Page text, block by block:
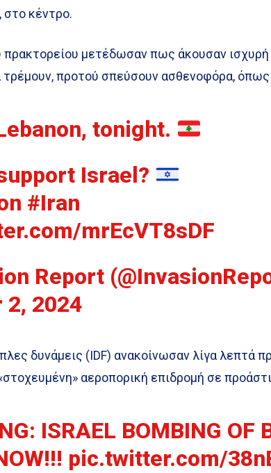
κέντρο.
πρακτορείου μετέδωσαν πως άκουσαν ισχυρή
τρέμουν, προτού σπεύσουν ασθενοφόρα,
tonight.
Israel?
#Iran
mrEcVT8sDF
Report
2, 2024
δυνάμεις (IDF) ανακοίνωσαν λίγα λεπτά
αεροπορική επιδρομή σε
ISRAEL BOMBING OF
pic.twitter.com/